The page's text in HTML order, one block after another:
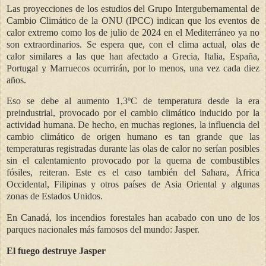
Las proyecciones de los estudios del Grupo Intergubernamental de
Cambio Climático de la ONU (IPCC) indican que los eventos de
calor extremo como los de julio de 2024 en el Mediterráneo ya no
son extraordinarios. Se espera que, con el clima actual, olas de
calor similares a las que han afectado a Grecia, Italia, España,
Portugal y Marruecos ocurrirán, por lo menos, una vez cada diez
años.
Eso se debe al aumento 1,3ºC de temperatura desde la era
preindustrial, provocado por el cambio climático inducido por la
actividad humana. De hecho, en muchas regiones, la influencia del
cambio climático de origen humano es tan grande que las
temperaturas registradas durante las olas de calor no serían posibles
sin el calentamiento provocado por la quema de combustibles
fósiles, reiteran. Este es el caso también del Sahara, África
Occidental, Filipinas y otros países de Asia Oriental y algunas
zonas de Estados Unidos.
En Canadá, los incendios forestales han acabado con uno de los
parques nacionales más famosos del mundo: Jasper.
El fuego destruye Jasper